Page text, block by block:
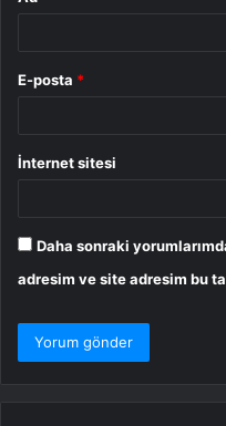
E-posta *
İnternet sitesi
Daha sonraki
adresim ve site adresim bu